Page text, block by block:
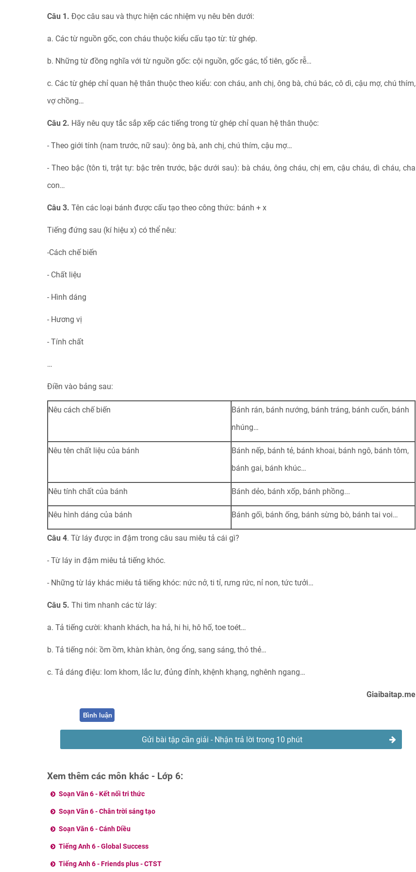
Câu 1. Đọc câu sau và thực hiện các nhiệm vụ nêu bên dưới:
a. Các từ nguồn gốc, con cháu thuộc kiểu cấu tạo từ: từ ghép.
b. Những từ đồng nghĩa với từ nguồn gốc: cội nguồn, gốc gác, tổ tiên, gốc rễ…
c. Các từ ghép chỉ quan hệ thân thuộc theo kiểu: con cháu, anh chị, ông bà, chú bác, cô dì, cậu mợ, chú thím,
vợ chồng…
Câu 2. Hãy nêu quy tắc sắp xếp các tiếng trong từ ghép chỉ quan hệ thân thuộc:
- Theo giới tính (nam trước, nữ sau): ông bà, anh chị, chú thím, cậu mợ…
- Theo bậc (tôn ti, trật tự: bậc trên trước, bậc dưới sau): bà cháu, ông cháu, chị em, cậu cháu, dì cháu, cha
con…
Câu 3. Tên các loại bánh được cấu tạo theo công thức: bánh + x
Tiếng đứng sau (kí hiệu x) có thể nêu:
-Cách chế biến
- Chất liệu
- Hình dáng
- Hương vị
- Tính chất
…
Điền vào bảng sau:
Nêu cách chế biến
Bánh rán, bánh nướng, bánh tráng, bánh cuốn, bánh
nhúng…
Nêu tên chất liệu của bánh
Bánh nếp, bánh tẻ, bánh khoai, bánh ngô, bánh tôm,
bánh gai, bánh khúc…
Nêu tính chất của bánh Bánh dẻo, bánh xốp, bánh phồng...
Nêu hình dáng của bánh Bánh gối, bánh ống, bánh sừng bò, bánh tai voi…
Câu 4. Từ láy được in đậm trong câu sau miêu tả cái gì?
- Từ láy in đậm miêu tả tiếng khóc.
- Những từ láy khác miêu tả tiếng khóc: nức nở, ti tỉ, rưng rức, nỉ non, tức tưởi…
Câu 5. Thi tìm nhanh các từ láy:
a. Tả tiếng cười: khanh khách, ha hả, hi hi, hô hố, toe toét…
b. Tả tiếng nói: ồm ồm, khàn khàn, ông ổng, sang sáng, thỏ thẻ…
c. Tả dáng điệu: lom khom, lắc lư, đủng đỉnh, khệnh khạng, nghênh ngang…
Giaibaitap.me
Bình luận
Gửi bài tập cần giải - Nhận trả lời trong 10 phút
Xem thêm các môn khác - Lớp 6:
Soạn Văn 6 - Kết nối tri thức
Soạn Văn 6 - Chân trời sáng tạo
Soạn Văn 6 - Cánh Diều
Tiếng Anh 6 - Global Success
Tiếng Anh 6 - Friends plus - CTST